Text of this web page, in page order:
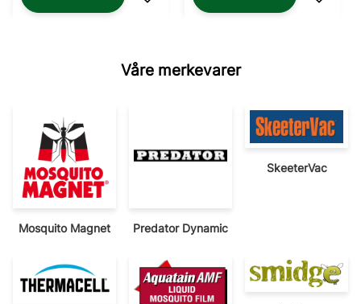
Lagre som favoritt Lagre
Våre merkevarer
Mosquito Magnet Predator Dynamic
SkeeterVac